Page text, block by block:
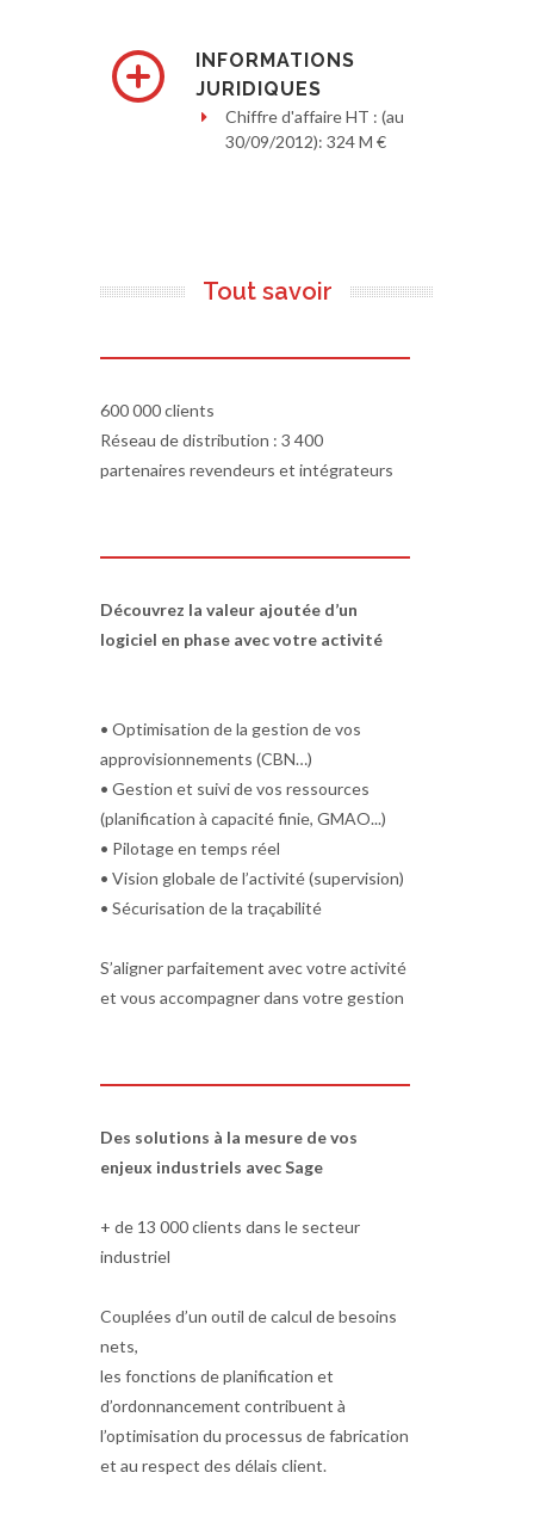
INFORMATIONS
JURIDIQUES
Chiffre d'affaire HT : (au
30/09/2012): 324 M €
Tout savoir
600 000 clients
Réseau de distribution : 3 400
partenaires revendeurs et intégrateurs
Découvrez la valeur ajoutée d’un
logiciel en phase avec votre activité
• Optimisation de la gestion de vos
approvisionnements (CBN…)
• Gestion et suivi de vos ressources
(planification à capacité finie, GMAO...)
• Pilotage en temps réel
• Vision globale de l’activité (supervision)
• Sécurisation de la traçabilité
S’aligner parfaitement avec votre activité
et vous accompagner dans votre gestion
Des solutions à la mesure de vos
enjeux industriels avec Sage
+ de 13 000 clients dans le secteur
industriel
Couplées d’un outil de calcul de besoins
nets,
les fonctions de planification et
d’ordonnancement contribuent à
l’optimisation du processus de fabrication
et au respect des délais client.